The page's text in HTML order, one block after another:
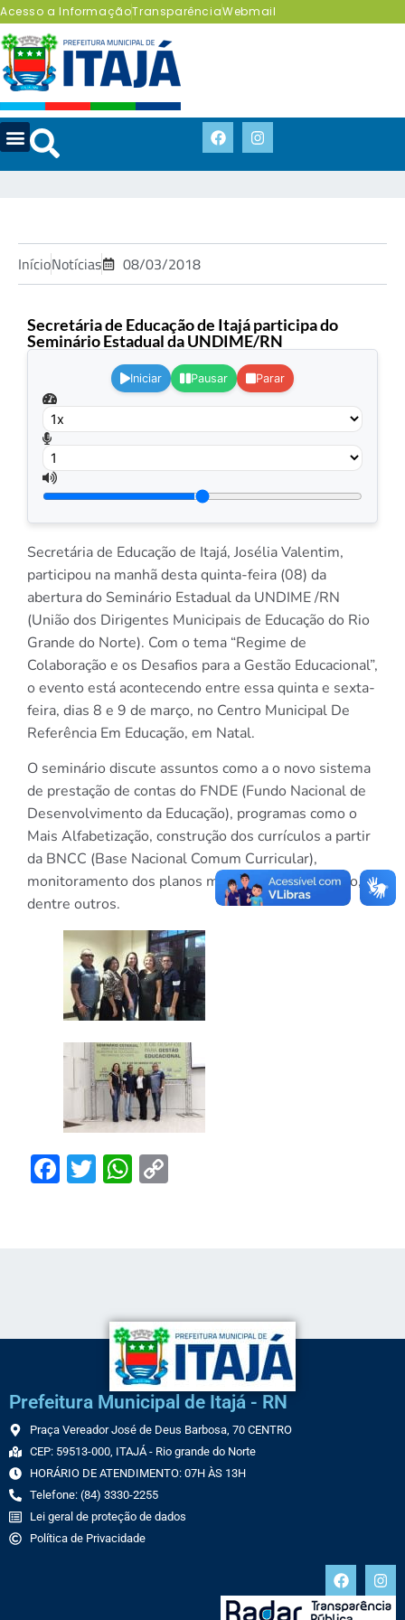
Acesso a InformaçãoTransparênciaWebmail
InícioNotícias 08/03/2018
Secretária de Educação de Itajá participa do
Seminário Estadual da UNDIME/RN
Iniciar Pausar Parar
Secretária de Educação de Itajá, Josélia Valentim,
participou na manhã desta quinta-feira (08) da
abertura do Seminário Estadual da UNDIME /RN
(União dos Dirigentes Municipais de Educação do Rio
Grande do Norte). Com o tema “Regime de
Colaboração e os Desafios para a Gestão Educacional”,
o evento está acontecendo entre essa quinta e sexta-
feira, dias 8 e 9 de março, no Centro Municipal De
Referência Em Educação, em Natal.
O seminário discute assuntos como a o novo sistema
de prestação de contas do FNDE (Fundo Nacional de
Desenvolvimento da Educação), programas como o
Mais Alfabetização, construção dos currículos a partir
da BNCC (Base Nacional Comum Curricular),
monitoramento dos planos municipais de educação,
dentre outros.
Facebook
TwitterWhatsApp
Prefeitura Municipal de Itajá - RN
Praça Vereador José de Deus Barbosa, 70 CENTRO
CEP: 59513-000, ITAJÁ - Rio grande do Norte
HORÁRIO DE ATENDIMENTO: 07H ÀS 13H
Telefone: (84) 3330-2255
Lei geral de proteção de dados
Política de Privacidade